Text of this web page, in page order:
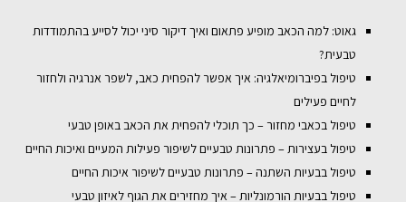
גאוט: למה הכאב מופיע פתאום ואיך דיקור סיני יכול לסייע בהתמודדות
טבעית?
טיפול בפיברומיאלגיה: איך אפשר להפחית כאב, לשפר אנרגיה ולחזור
לחיים פעילים
טיפול בכאבי מחזור – כך תוכלי להפחית את הכאב באופן טבעי
טיפול בעצירות – פתרונות טבעיים לשיפור פעילות המעיים ואיכות החיים
טיפול בבעיות השתנה – פתרונות טבעיים לשיפור איכות החיים
טיפול בבעיות הורמונליות – איך מחזירים את הגוף לאיזון טבעי